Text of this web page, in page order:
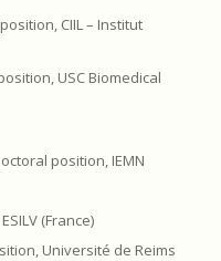
CIIL – Institut
USC Biomedical
position, IEMN
(France)
Université de Reims